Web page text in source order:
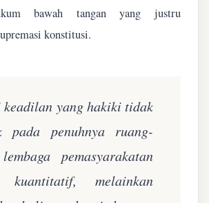
bawah tangan yang justru
konstitusi.
keadilan yang hakiki tidak
pada penuhnya ruang-
pemasyarakatan
kuantitatif, melainkan